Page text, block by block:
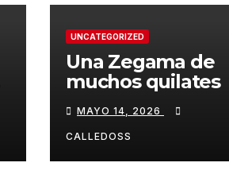
UNCATEGORIZED
Una Zegama de
muchos quilates
MAYO 14, 2026
CALLEDOSS